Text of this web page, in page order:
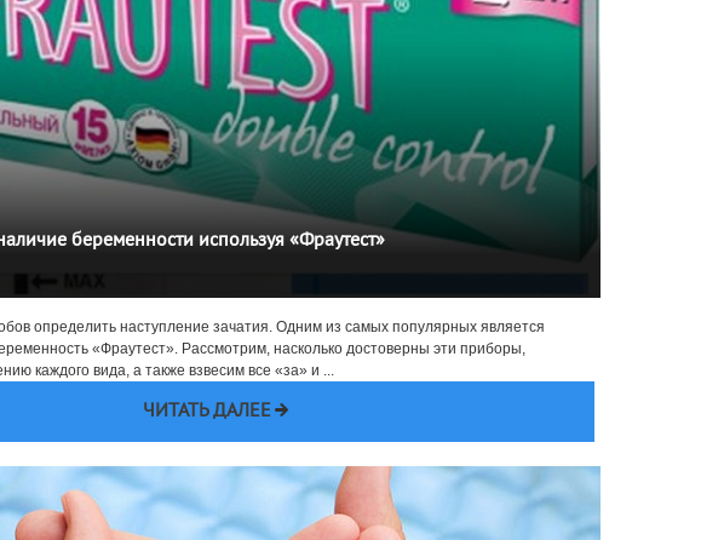
беременности используя «Фраутест»
определить наступление зачатия. Одним из самых популярных является
«Фраутест». Рассмотрим, насколько достоверны эти приборы,
каждого вида, а также взвесим все «за» и ...
ЧИТАТЬ ДАЛЕЕ